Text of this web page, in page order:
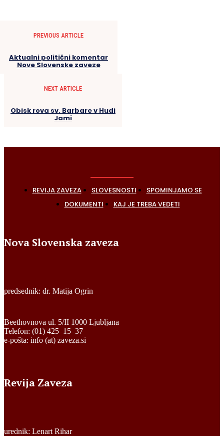
PREVIOUS ARTICLE
Aktualni politični komentar
Nove Slovenske zaveze
NEXT ARTICLE
Obisk rova sv. Barbare v Hudi
Jami
REVIJA ZAVEZA SLOVESNOSTI
SPOMINJAMO SE
DOKUMENTI
KAJ JE TREBA VEDETI
Nova Slovenska zaveza
predsednik: dr. Matija Ogrin
Beethovnova ul. 5/II 1000 Ljubljana
Telefon: (01) 425–15–37
e-pošta: info (at) zaveza.si
Revija Zaveza
urednik: Lenart Rihar